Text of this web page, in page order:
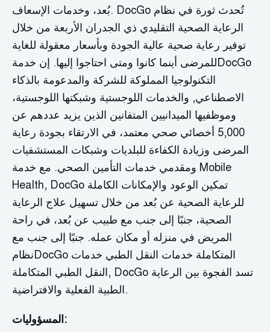
بُعد، وخدمات الإسعاف. DocGo
الرعاية الصحية التقليدي ذي الجدران الأربعة من خلال
توفير رعاية صحية عالية الجودة وبأسعار معقولة للغاية
للمرضى أينما كانوا ومتى احتاجوا إليها.إن خدمةDocGo
التكنولوجيا المملوكة للشركة والمدعومة بالذكاء
الاصطناعي, والخدمات اللوجستية وشبكتها اللوجستية،
وموظفيها الميدانيين المتفانين الذين يزيد عددهم عن
5,000 أخصائي صحي معتمد، في الارتقاء بجودة رعاية
المرضى وزيادة الكفاءة للبلديات وشبكات المستشفيات
ومقدمي خدمات التأمين الصحي. مع خدمة Mobile
Health, DocGo
للرعاية الصحية عن بُعد من خلال تسهيل علاج الرعاية
الصحية، جنبًا إلى جنب مع طبيب عن بُعد، في راحة
المريض في منزله أو مكان عمله. جنبًا إلى جنب مع
نظامDocGo
المتكاملة خدمات النقل الطبي خدمات
النقل الطبي المتكاملة, DocGo
الطبية الفعلية والافتراضية.
المسؤوليات: